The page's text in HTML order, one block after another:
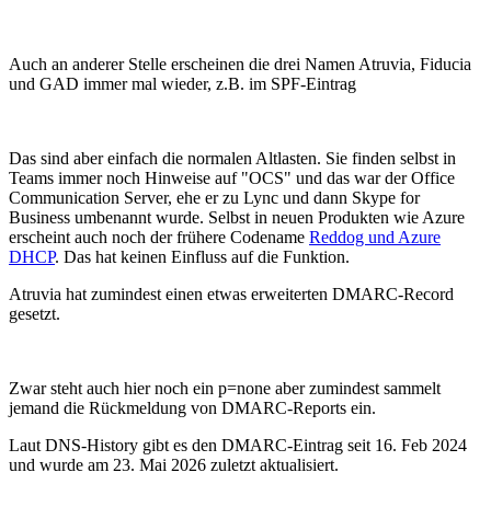
Auch an anderer Stelle erscheinen die drei Namen Atruvia, Fiducia
und GAD immer mal wieder, z.B. im SPF-Eintrag
Das sind aber einfach die normalen Altlasten. Sie finden selbst in
Teams immer noch Hinweise auf "OCS" und das war der Office
Communication Server, ehe er zu Lync und dann Skype for
Business umbenannt wurde. Selbst in neuen Produkten wie Azure
erscheint auch noch der frühere Codename Reddog und Azure
DHCP. Das hat keinen Einfluss auf die Funktion.
Atruvia hat zumindest einen etwas erweiterten DMARC-Record
gesetzt.
Zwar steht auch hier noch ein p=none aber zumindest sammelt
jemand die Rückmeldung von DMARC-Reports ein.
Laut DNS-History gibt es den DMARC-Eintrag seit 16. Feb 2024
und wurde am 23. Mai 2026 zuletzt aktualisiert.